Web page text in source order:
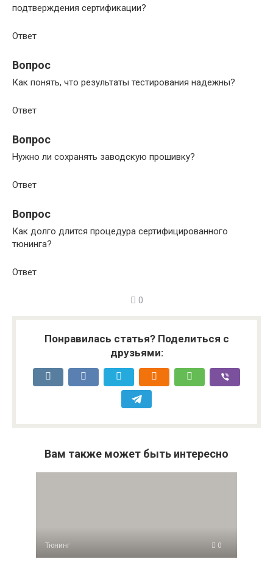
подтверждения сертификации?
Ответ
Вопрос
Как понять, что результаты тестирования надежны?
Ответ
Вопрос
Нужно ли сохранять заводскую прошивку?
Ответ
Вопрос
Как долго длится процедура сертифицированного
тюнинга?
Ответ
0
Понравилась статья? Поделиться с
друзьями:
Вам также может быть интересно
Тюнинг 0